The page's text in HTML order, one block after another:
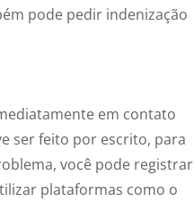
pode pedir indenização
em contato
ser feito por escrito, para
você pode registrar
plataformas como o